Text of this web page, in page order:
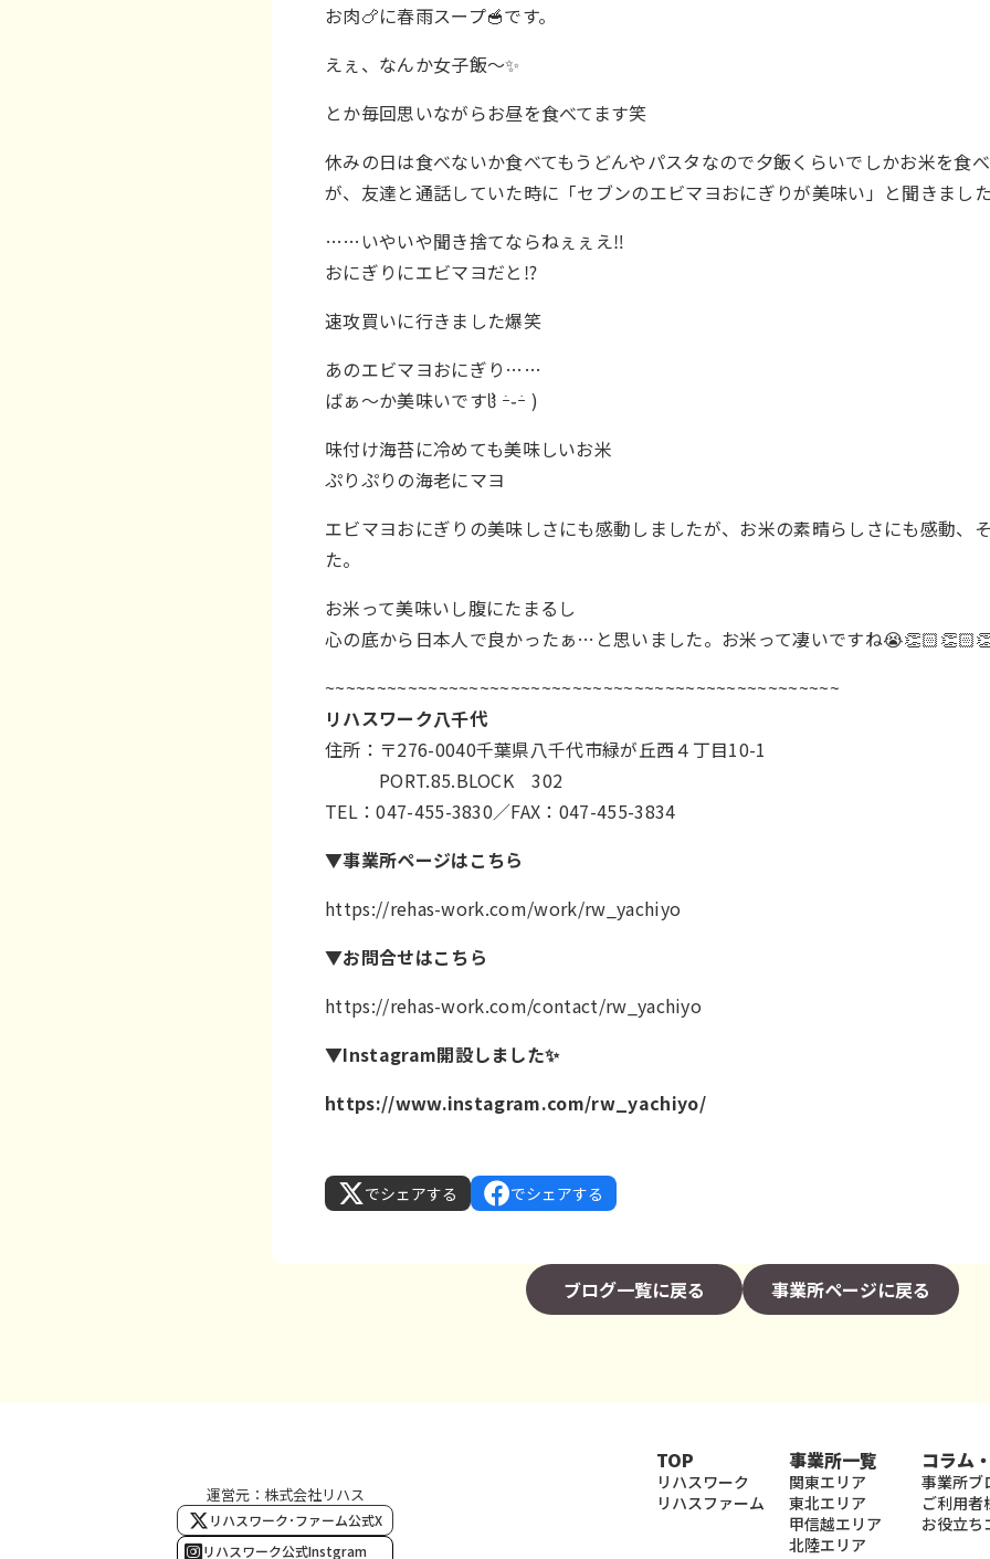
お肉🍗に春雨スープ🥣です。
えぇ、なんか女子飯〜✨️
とか毎回思いながらお昼を食べてます笑
休みの日は食べないか食べてもうどんやパスタなので夕飯くらいでしかお米を食
が、友達と通話していた時に「セブンのエビマヨおにぎりが美味い」と聞きまし
……いやいや聞き捨てならねぇぇえ‼️
おにぎりにエビマヨだと⁉️
速攻買いに行きました爆笑
あのエビマヨおにぎり……
ばぁ〜か美味いですჱ̒ ｰ̀֊ｰ́ )
味付け海苔に冷めても美味しいお米
ぷりぷりの海老にマヨ
エビマヨおにぎりの美味しさにも感動しましたが、お米の素晴らしさにも感動、
た。
お米って美味いし腹にたまるし
心の底から日本人で良かったぁ…と思いました。お米って凄いですね
~~~~~~~~~~~~~~~~~~~~~~~~~~~~~~~~~~~~~~~~~~~~~~~~~~
リハスワーク八千代
住所：〒276-0040千葉県八千代市緑が丘西４丁目10-1
PORT.85.BLOCK 302
TEL：047-455-3830／FAX：047-455-3834
▼事業所ページはこちら
https://rehas-work.com/work/rw_yachiyo
▼お問合せはこちら
https://rehas-work.com/contact/rw_yachiyo
▼Instagram開設しました✨
https://www.instagram.com/rw_yachiyo/
でシェアする でシェアする
ブログ一覧に戻る 事業所ページに戻る
運営元：株式会社リハス
リハスワーク･ファーム公式X
リハスワーク公式Instgram
TOP
リハスワーク
リハスファーム
事業所一覧
関東エリア
東北エリア
甲信越エリア
北陸エリア
コラム
事業所ブ
ご利用者
お役立ち